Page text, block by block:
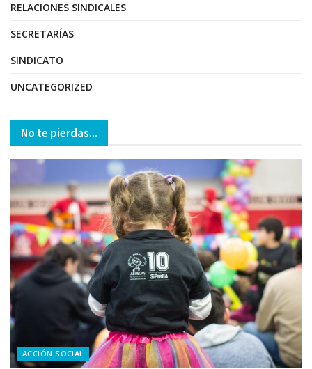
RELACIONES SINDICALES
SECRETARÍAS
SINDICATO
UNCATEGORIZED
No te pierdas...
ACCIÓN SOCIAL